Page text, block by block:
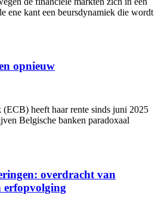
ene kant een beursdynamiek die wordt
opnieuw
heeft haar rente sinds juni 2025
Belgische banken paradoxaal
overdracht van
erfopvolging